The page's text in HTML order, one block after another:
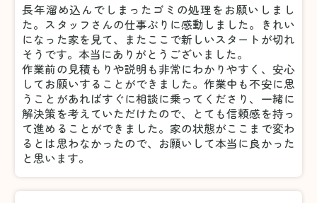
長年溜め込んでしまったゴミの処理をお願いしまし
た。スタッフさんの仕事ぶりに感動しました。きれい
になった家を見て、またここで新しいスタートが切れ
そうです。本当にありがとうございました。
作業前の見積もりや説明も非常にわかりやすく、安心
してお願いすることができました。作業中も不安に思
うことがあればすぐに相談に乗ってくださり、一緒に
解決策を考えていただけたので、とても信頼感を持っ
て進めることができました。家の状態がここまで変わ
るとは思わなかったので、お願いして本当に良かった
と思います。